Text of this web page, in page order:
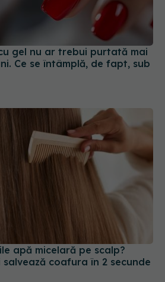
gel nu ar trebui purtată mai
Ce se întâmplă, de fapt, sub
apă micelară pe scalp?
salvează coafura în 2 secunde